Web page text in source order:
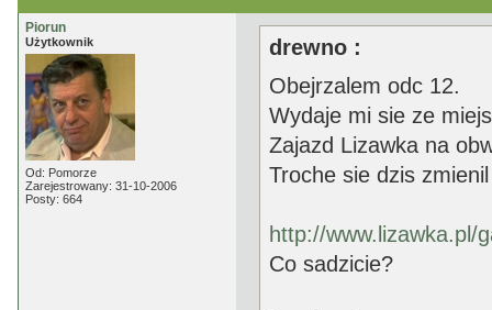
Piorun
Użytkownik
Od: Pomorze
Zarejestrowany: 31-10-2006
Posty: 664
drewno :
Obejrzalem odc 12.
Wydaje mi sie ze
Zajazd Lizawka na
Troche sie dzis
http://www.lizawka.pl/
Co sadzicie?